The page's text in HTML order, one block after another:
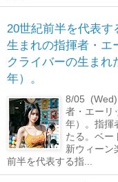
20世紀前半を代表す
生まれの指揮者・エ
クライバーの生まれ
年）。
8/05 (Wed)
者・エーリ
年）。指揮
たる。ベー
新ウィーン
前半を代表する指...